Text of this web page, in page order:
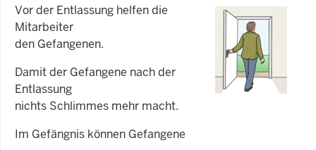
Vor der Entlassung helfen die
Mitarbeiter
den Gefangenen.
Damit der Gefangene nach der
Entlassung
nichts Schlimmes mehr macht.
Im Gefängnis können Gefangene